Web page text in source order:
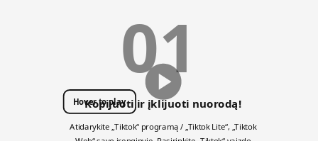
01
Hover to play
Kopijuoti ir įklijuoti nuorodą!
Atidarykite „Tiktok“ programą / „Tiktok Lite“, „Tiktok